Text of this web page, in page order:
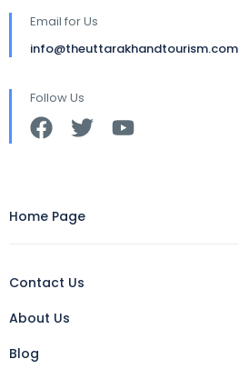
Email for Us
info@theuttarakhandtourism.com
Follow Us
Home Page
Contact Us
About Us
Blog